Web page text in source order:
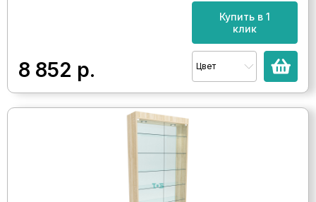
8 852 р.
Купить в 1
клик
Цвет